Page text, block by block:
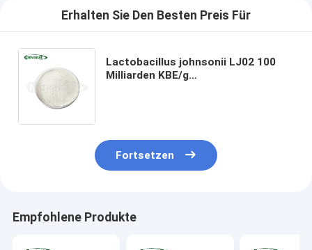
Erhalten Sie Den Besten Preis Für
Lactobacillus johnsonii LJ02 100
Milliarden KBE/g
Fortsetzen
Empfohlene Produkte